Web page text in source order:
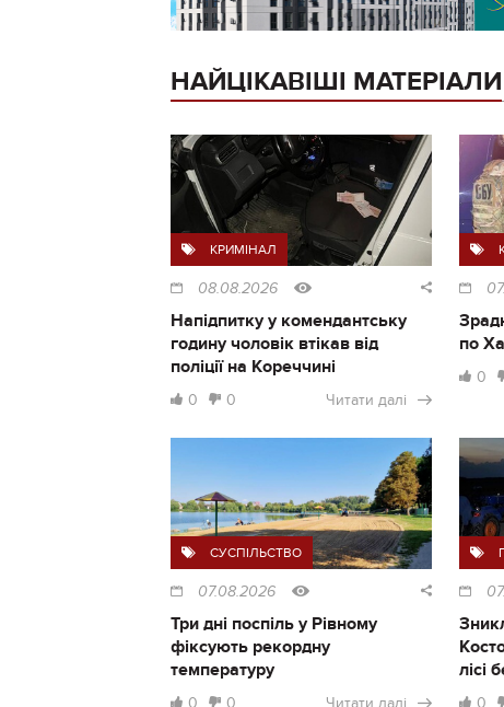
НАЙЦІКАВІШІ МАТЕРІАЛИ
КРИМІНАЛ
08.08.2026
Напідпитку у комендантську
годину чоловік втікав від
поліції на Кореччині
0 0 Читати далі
по
0
СУСПІЛЬСТВО
07.08.2026
Три дні поспіль у Рівному
фіксують рекордну
температуру
0 0 Читати далі
лісі
0